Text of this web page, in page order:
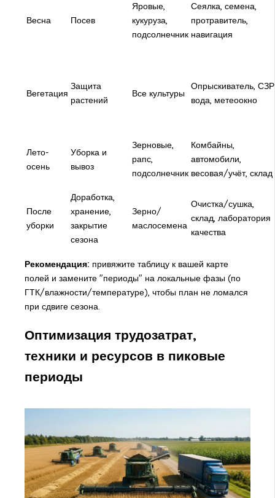
Весна Посев
Яровые,
кукуруза,
подсолнечник
Сеялка, семена,
протравитель,
навигация
Вегетация
Защита
растений
Все культуры
Опрыскиватель,
вода, метеоокно
Лето-
осень
Уборка и
вывоз
Зерновые,
рапс,
подсолнечник
Комбайны,
автомобили,
весовая/учёт, склад
После
уборки
Доработка,
хранение,
закрытие
сезона
Зерно/
маслосемена
Очистка/сушка,
склад, лаборатория
качества
Рекомендация: привяжите таблицу к вашей карте
полей и замените "периоды" на локальные фазы (по
ГТК/влажности/температуре), чтобы план не ломался
при сдвиге сезона.
Оптимизация трудозатрат,
техники и ресурсов в пиковые
периоды